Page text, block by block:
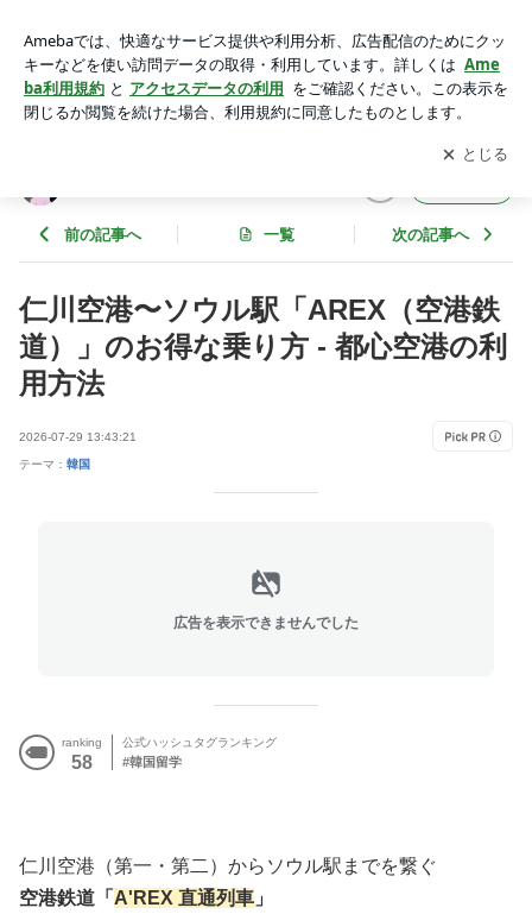
予約- 都心空港の利用方法 | 30代限界社会人オタクの休日
アプリをダウンロードして ブログの更新通知
を受け取りまし
ょう。
開く
前の記事へ 一覧 次の記事へ
仁川空港〜ソウル駅「AREX（空港鉄
道）」のお得な乗り方 - 都心空港の利
用方法
2026-07-29 13:43:21
テーマ： 韓国
広告を表示できませんでした
ranking
58
公式ハッシュタグランキング
韓国留学
仁川空港（第一・第二）からソウル駅までを繋ぐ
空港鉄道「 A'REX 直通列車 」